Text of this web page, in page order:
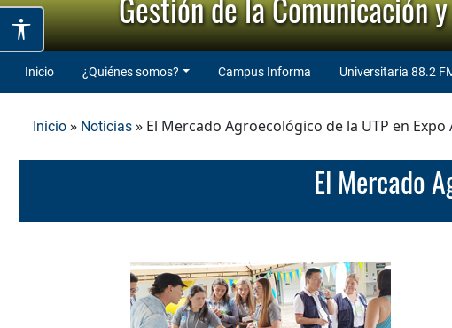
Gestión de la Comunicación
Inicio ¿Quiénes somos? Campus Informa Universitaria 88.2
Inicio » Noticias » El Mercado Agroecológico de la UTP en Expo
El Mercado